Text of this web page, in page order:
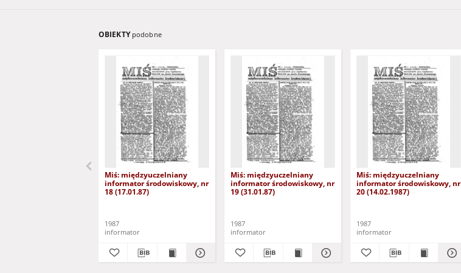
OBIEKTY podobne
Miś: międzyuczelniany
informator środowiskowy, nr
18 (17.01.87)
1987
informator
Miś: międzyuczelniany
informator środowiskowy, nr
19 (31.01.87)
1987
informator
Miś: międzyuczelniany
informator środowiskowy, nr
20 (14.02.1987)
1987
informator